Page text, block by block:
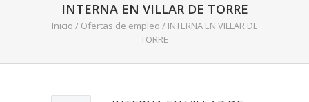
INTERNA EN VILLAR DE TORRE
Inicio / Ofertas de empleo / INTERNA EN VILLAR DE
TORRE